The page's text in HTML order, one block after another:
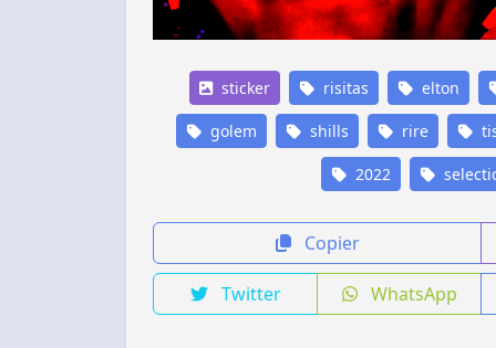
sticker risitas elton
golem shills rire
2022
Copier
Twitter WhatsApp